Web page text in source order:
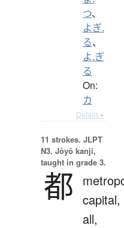
つ、
よぎ.
る、
よ.ぎ
る
On:
カ
Details ▸
11 strokes. JLPT
N3. Jōyō kanji,
taught in grade 3.
都 capital,
all,